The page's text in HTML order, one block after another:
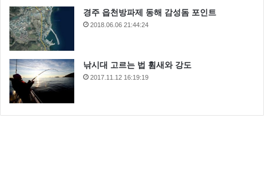
경주 읍천방파제 동해 감성돔 포인트
2018.06.06 21:44:24
낚시대 고르는 법 휨새와 강도
2017.11.12 16:19:19